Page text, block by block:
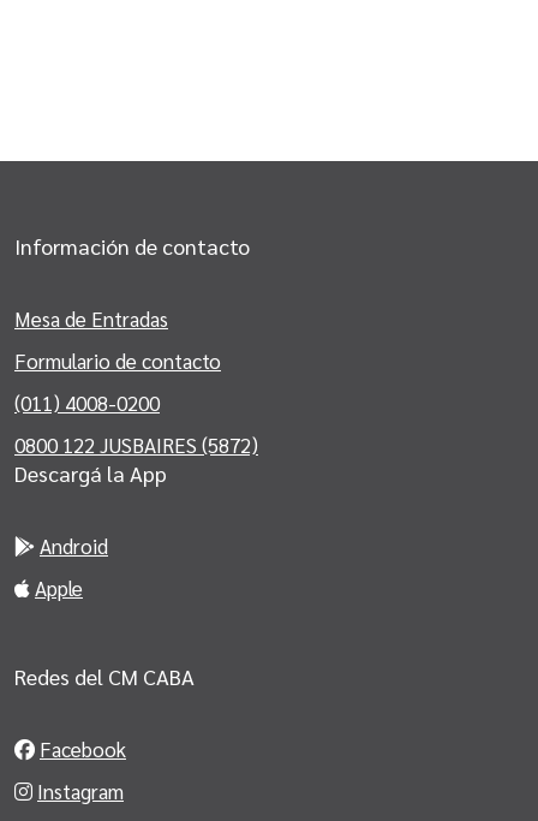
Información de contacto
Mesa de Entradas
Formulario de contacto
(011) 4008-0200
0800 122 JUSBAIRES (5872)
Descargá la App
Android
Apple
Redes del CM CABA
Facebook
Instagram